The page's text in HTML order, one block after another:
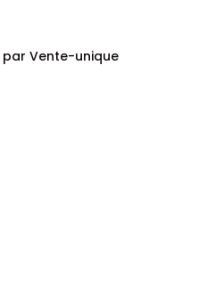
par Vente-unique